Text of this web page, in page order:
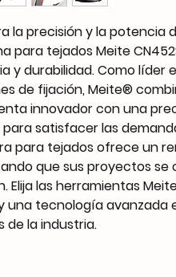
la precisión y la potencia
para tejados Meite
y durabilidad. Como líder
de fijación, Meite®
innovador con una
satisfacer las
para tejados ofrece un
que sus proyectos
Elija las herramientas
una tecnología avanzada
de la industria.